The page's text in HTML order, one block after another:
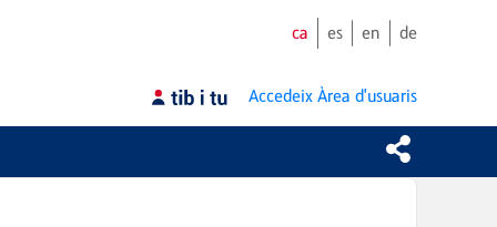
ca es en de
Accedeix Àrea d'usuaris